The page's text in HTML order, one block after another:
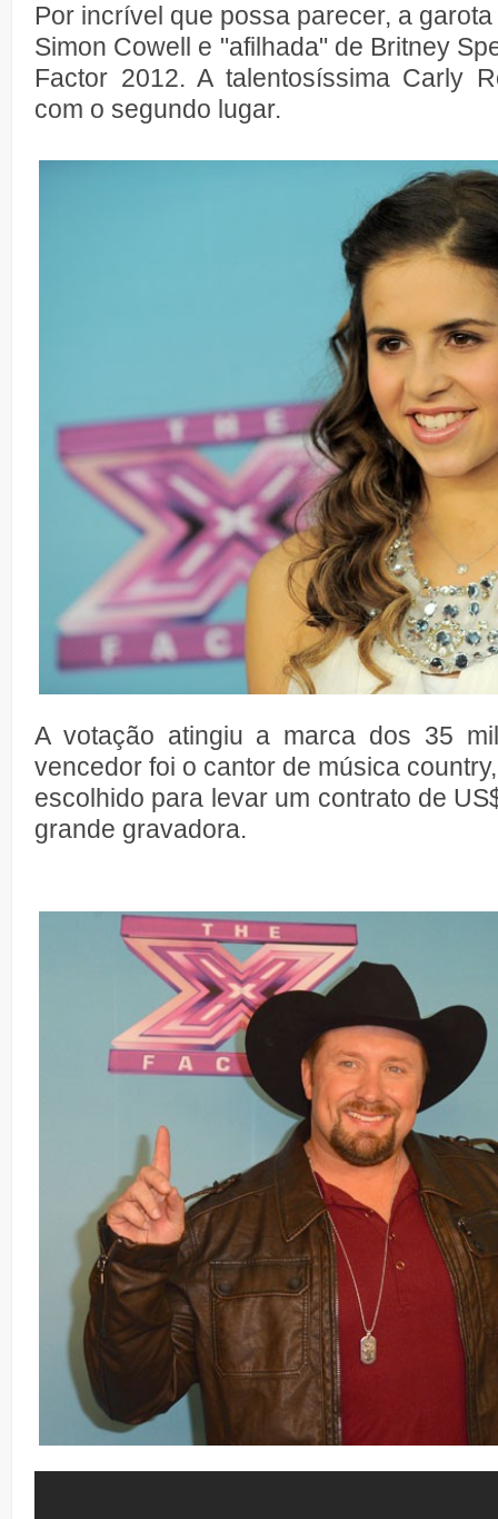
Por incrível que possa parecer, a
Simon Cowell e "afilhada" de Britney
Factor 2012. A talentosíssima Carly
com o segundo lugar.
A votação atingiu a marca dos 35
vencedor foi o cantor de música
escolhido para levar um contrato de
grande gravadora.